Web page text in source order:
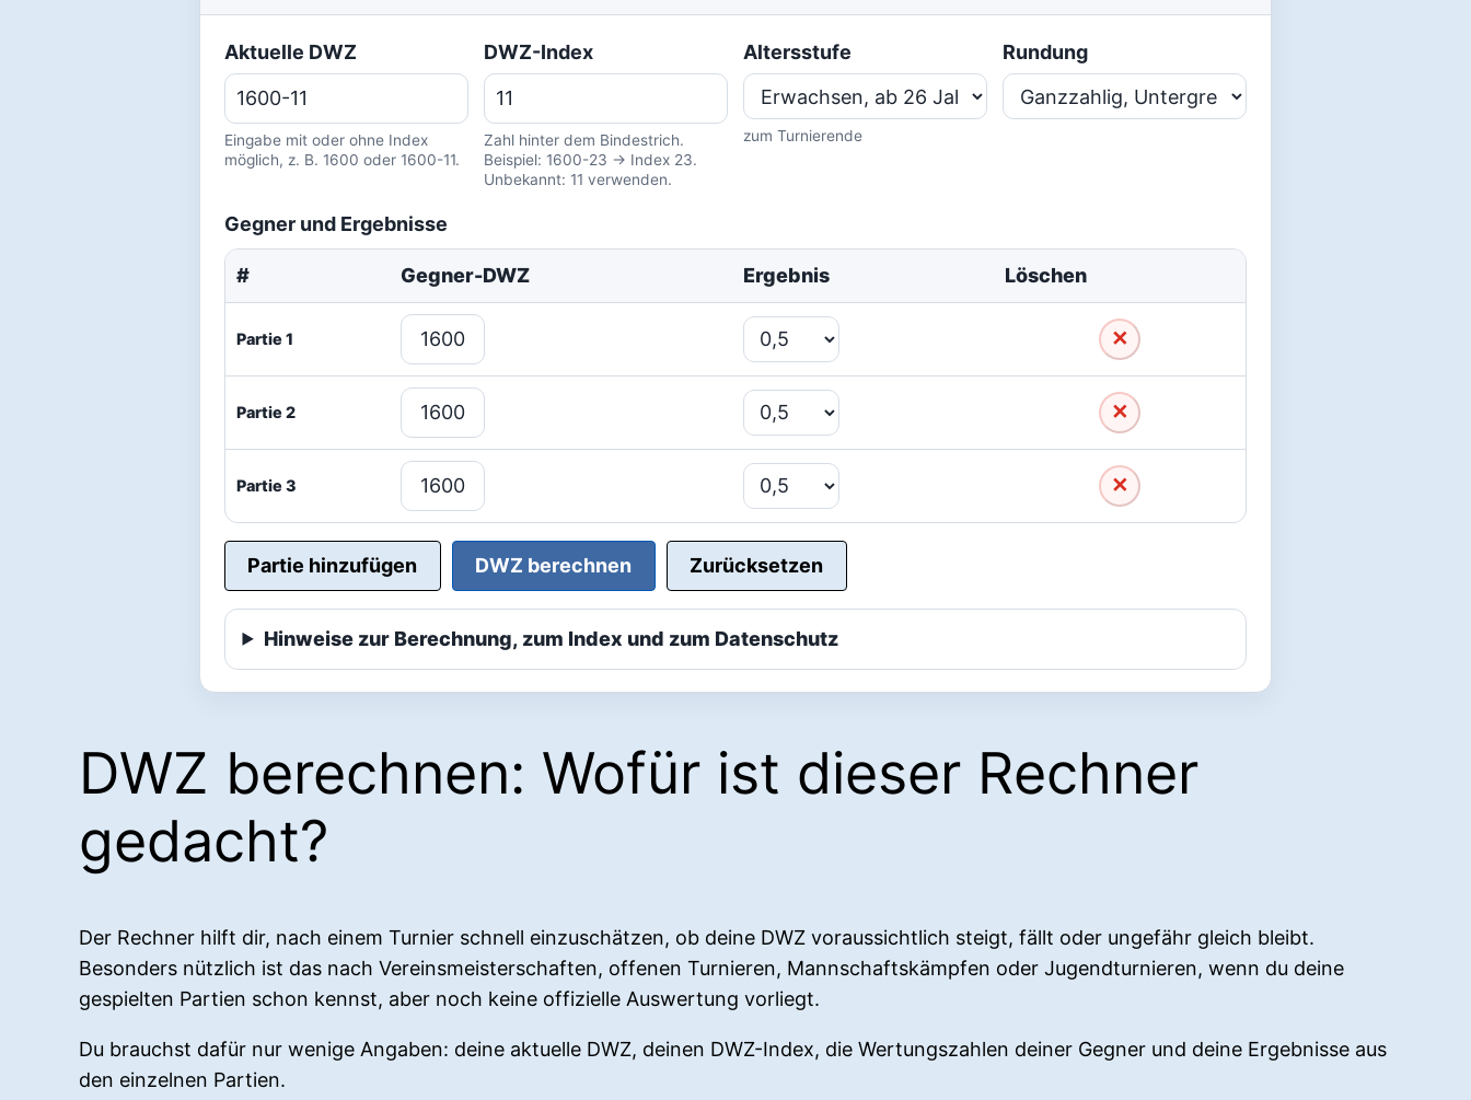
Aktuelle DWZ
Eingabe mit oder ohne Index
möglich, z. B. 1600 oder 1600-11.
DWZ-Index
Zahl hinter dem Bindestrich.
Beispiel: 1600-23 → Index 23.
Unbekannt: 11 verwenden.
Altersstufe
zum Turnierende
Rundung
Gegner und Ergebnisse
# Gegner-DWZ Ergebnis Löschen
Partie 1 ✕
Löschen
Partie 2 ✕
Löschen
Partie 3 ✕
Löschen
Partie hinzufügen DWZ berechnen Zurücksetzen
Hinweise zur Berechnung, zum Index und zum Datenschutz
DWZ berechnen: Wofür ist dieser Rechner
gedacht?
Der Rechner hilft dir, nach einem Turnier schnell einzuschätzen, ob deine DWZ voraussichtlich steigt, fällt oder ungefähr gleich bleibt.
Besonders nützlich ist das nach Vereinsmeisterschaften, offenen Turnieren, Mannschaftskämpfen oder Jugendturnieren, wenn du deine
gespielten Partien schon kennst, aber noch keine offizielle Auswertung vorliegt.
Du brauchst dafür nur wenige Angaben: deine aktuelle DWZ, deinen DWZ-Index, die Wertungszahlen deiner Gegner und deine Ergebnisse aus
den einzelnen Partien.